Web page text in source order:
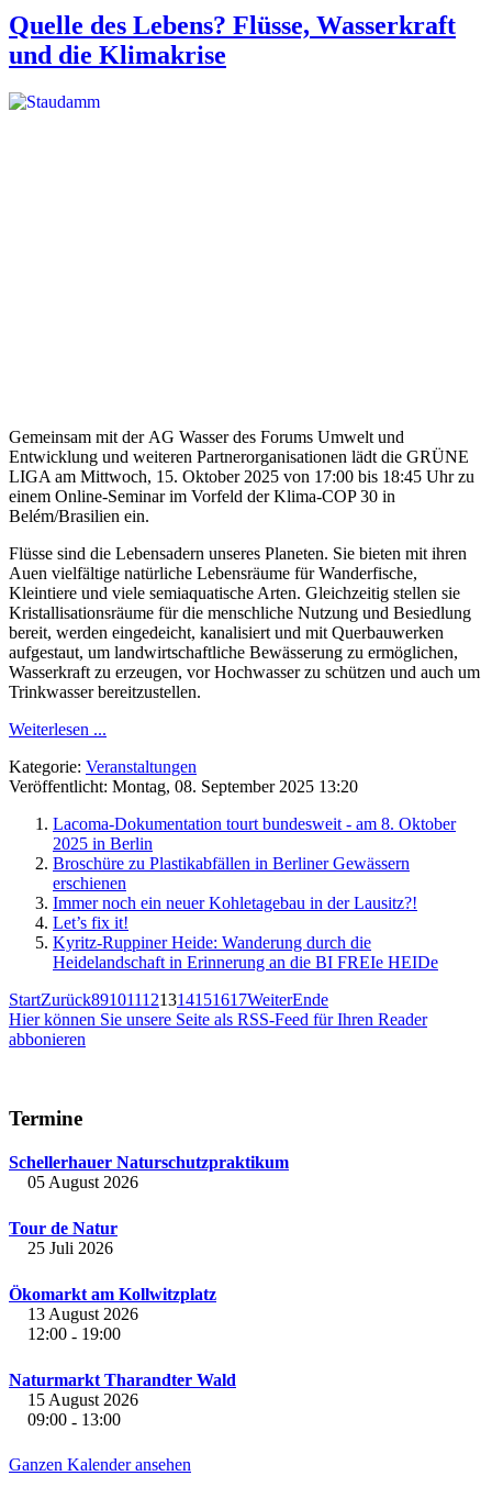
Quelle des Lebens? Flüsse, Wasserkraft
und die Klimakrise
Gemeinsam mit der AG Wasser des Forums Umwelt und
Entwicklung und weiteren Partnerorganisationen lädt die GRÜNE
LIGA am Mittwoch, 15. Oktober 2025 von 17:00 bis 18:45 Uhr zu
einem Online-Seminar im Vorfeld der Klima-COP 30 in
Belém/Brasilien ein.
Flüsse sind die Lebensadern unseres Planeten. Sie bieten mit ihren
Auen vielfältige natürliche Lebensräume für Wanderfische,
Kleintiere und viele semiaquatische Arten. Gleichzeitig stellen sie
Kristallisationsräume für die menschliche Nutzung und Besiedlung
bereit, werden eingedeicht, kanalisiert und mit Querbauwerken
aufgestaut, um landwirtschaftliche Bewässerung zu ermöglichen,
Wasserkraft zu erzeugen, vor Hochwasser zu schützen und auch um
Trinkwasser bereitzustellen.
Weiterlesen ...
Kategorie: Veranstaltungen
Veröffentlicht: Montag, 08. September 2025 13:20
Lacoma-Dokumentation tourt bundesweit - am 8. Oktober
2025 in Berlin
Broschüre zu Plastikabfällen in Berliner Gewässern
erschienen
Immer noch ein neuer Kohletagebau in der Lausitz?!
Let’s fix it!
Kyritz-Ruppiner Heide: Wanderung durch die
Heidelandschaft in Erinnerung an die BI FREIe HEIDe
StartZurück891011121314151617WeiterEnde
Hier können Sie unsere Seite als RSS-Feed für Ihren Reader
abbonieren
Termine
Schellerhauer Naturschutzpraktikum
05 August 2026
Tour de Natur
25 Juli 2026
Ökomarkt am Kollwitzplatz
13 August 2026
12:00 - 19:00
Naturmarkt Tharandter Wald
15 August 2026
09:00 - 13:00
Ganzen Kalender ansehen